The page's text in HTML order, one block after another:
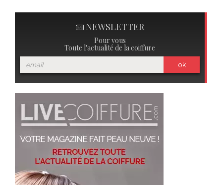
NEWSLETTER
Pour vous
Toute l'actualité de la coiffure
ok